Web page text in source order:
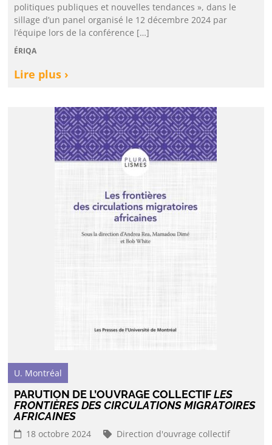
politiques publiques et nouvelles tendances », dans le
sillage d’un panel organisé le 12 décembre 2024 par
l’équipe lors de la conférence […]
ÉRIQA
Lire plus ›
U. Montréal
PARUTION DE L’OUVRAGE COLLECTIFLES
FRONTIÈRES DES CIRCULATIONS MIGRATOIRES
AFRICAINES
18 octobre 2024
Direction d'ouvrage collectif